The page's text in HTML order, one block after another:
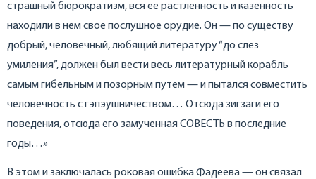
страшный бюрократизм, вся ее растленность и казенность
находили в нем свое послушное орудие. Он — по существу
добрый, человечный, любящий литературу “до слез
умиления”, должен был вести весь литературный корабль
самым гибельным и позорным путем — и пытался совместить
человечность с гэпэушничеством… Отсюда зигзаги его
поведения, отсюда его замученная СОВЕСТЬ в последние
годы…»
В этом и заключалась роковая ошибка Фадеева — он связал